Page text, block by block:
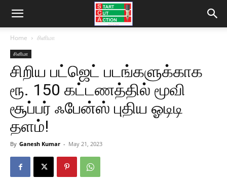
Home சினிமா
சினிமா
சிறிய பட்ஜெட் படங்களுக்காக
ரூ. 150 கட்டணத்தில் மூவி
சூப்பர் ஃபேன்ஸ் புதிய ஓடிடி
தளம்!
By Ganesh Kumar - May 21, 2023